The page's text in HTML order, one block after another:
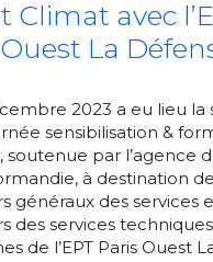
Climat avec
La
2023 a eu lieu la
sensibilisation &
soutenue par l’agence
à destination
généraux des services
des services
de l’EPT Paris Ouest